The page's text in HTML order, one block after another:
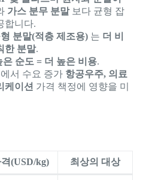
가스 분무 분말보다 균형 잡
합니다.
분말(적층 제조용)는 더 비
한 분말.
은 순도 = 더 높은 비용.
서 수요 증가 항공우주, 의료
케이션 가격 책정에 영향을 미
(USD/kg) 최상의 대상